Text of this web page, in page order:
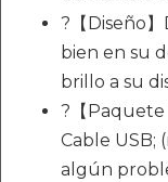
?【Diseño
bien en su
brillo a su
?【Paquete
Cable USB;
algún